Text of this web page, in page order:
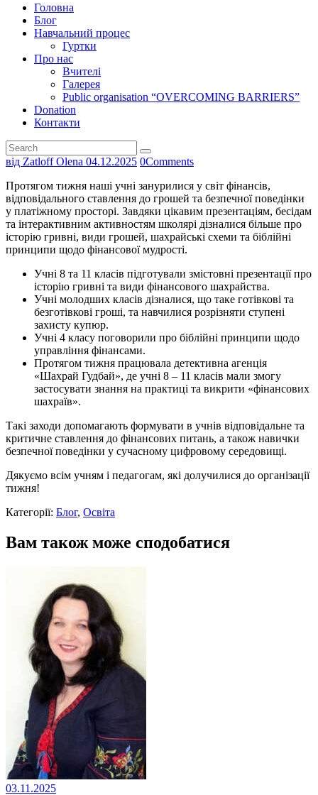
Головна
Блог
Навчальний процес
Гуртки
Про нас
Вчителі
Галерея
Public organisation “OVERCOMING BARRIERS”
Donation
Контакти
від Zatloff Olena 04.12.2025 0Comments
Протягом тижня наші учні занурилися у світ фінансів,
відповідального ставлення до грошей та безпечної поведінки
у платіжному просторі. Завдяки цікавим презентаціям, бесідам
та інтерактивним активностям школярі дізналися більше про
історію гривні, види грошей, шахрайські схеми та біблійні
принципи щодо фінансової мудрості.
Учні 8 та 11 класів підготували змістовні презентації про
історію гривні та види фінансового шахрайства.
Учні молодших класів дізналися, що таке готівкові та
безготівкові гроші, та навчилися розрізняти ступені
захисту купюр.
Учні 4 класу поговорили про біблійні принципи щодо
управління фінансами.
Протягом тижня працювала детективна агенція
«Шахрай Гудбай», де учні 8 – 11 класів мали змогу
застосувати знання на практиці та викрити «фінансових
шахраїв».
Такі заходи допомагають формувати в учнів відповідальне та
критичне ставлення до фінансових питань, а також навички
безпечної поведінки у сучасному цифровому середовищі.
Дякуємо всім учням і педагогам, які долучилися до організації
тижня!
Категорії: Блог, Освіта
Вам також може сподобатися
03.11.2025